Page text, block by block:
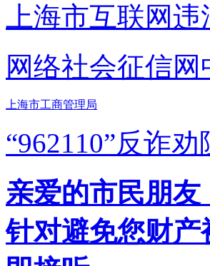
上海市互联网违
网络社会征信网
上海市工商管理局
“962110”反诈劝
亲爱的市民朋友
针对避免您财